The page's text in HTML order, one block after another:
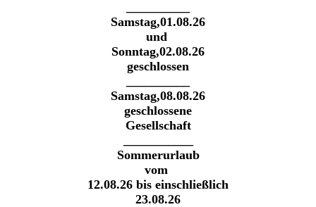
Samstag,01.08.26
und
Sonntag,02.08.26
geschlossen
Samstag,08.08.26
geschlossene
Gesellschaft
Sommerurlaub
vom
12.08.26 bis einschließlich
23.08.26